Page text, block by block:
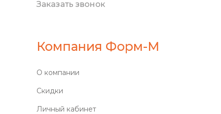
Заказать звонок
Компания Форм-М
О компании
Скидки
Личный кабинет